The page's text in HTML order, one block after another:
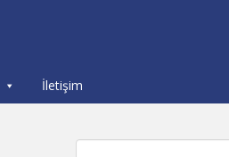
İletişim